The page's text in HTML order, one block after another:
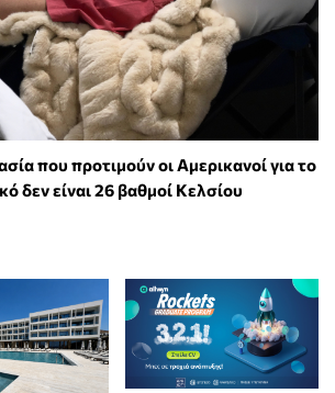
που προτιμούν οι Αμερικανοί για το
δεν είναι 26 βαθμοί Κελσίου